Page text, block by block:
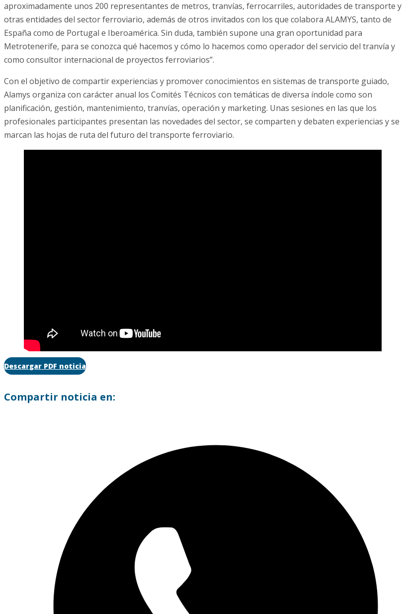
aproximadamente unos 200 representantes de metros, tranvías, ferrocarriles, autoridades de transporte y
otras entidades del sector ferroviario, además de otros invitados con los que colabora ALAMYS, tanto de
España como de Portugal e Iberoamérica. Sin duda, también supone una gran oportunidad para
Metrotenerife, para se conozca qué hacemos y cómo lo hacemos como operador del servicio del tranvía y
como consultor internacional de proyectos ferroviarios”.
Con el objetivo de compartir experiencias y promover conocimientos en sistemas de transporte guiado,
Alamys organiza con carácter anual los Comités Técnicos con temáticas de diversa índole como son
planificación, gestión, mantenimiento, tranvías, operación y marketing. Unas sesiones en las que los
profesionales participantes presentan las novedades del sector, se comparten y debaten experiencias y se
marcan las hojas de ruta del futuro del transporte ferroviario.
Descargar PDF noticia
Compartir noticia en: